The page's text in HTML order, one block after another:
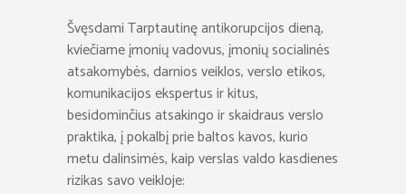
Švęsdami Tarptautinę antikorupcijos dieną,
kviečiame įmonių vadovus, įmonių socialinės
atsakomybės, darnios veiklos, verslo etikos,
komunikacijos ekspertus ir kitus,
besidominčius atsakingo ir skaidraus verslo
praktika, į pokalbį prie baltos kavos, kurio
metu dalinsimės, kaip verslas valdo kasdienes
rizikas savo veikloje: